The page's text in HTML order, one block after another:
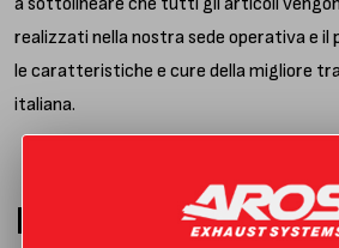
realizzati nella nostra sede operativa e
le caratteristiche e cure della migliore
italiana.
PRODOTTI